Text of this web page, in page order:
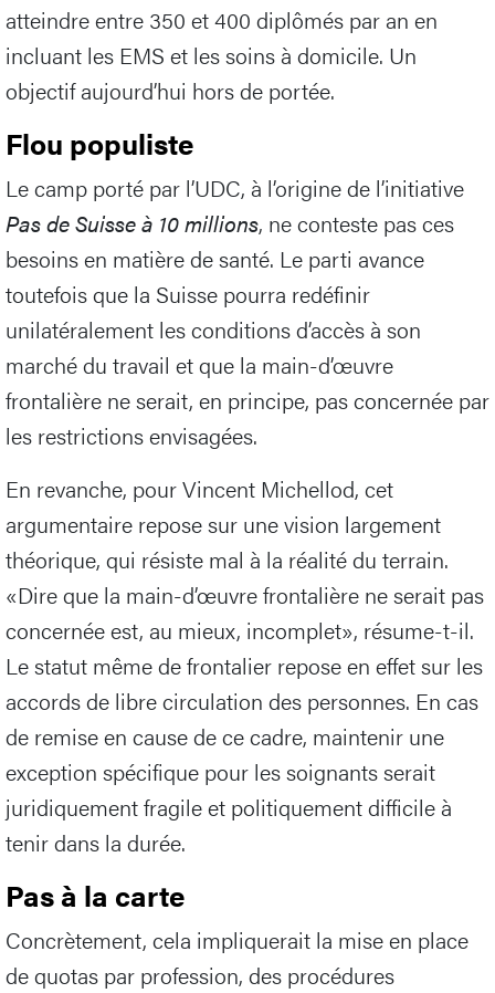
atteindre entre 350 et 400 diplômés par an en
incluant les EMS et les soins à domicile. Un
objectif aujourd’hui hors de portée.
Flou populiste
Le camp porté par l’UDC, à l’origine de l’initiative
Pas de Suisse à 10 millions, ne conteste pas ces
besoins en matière de santé. Le parti avance
toutefois que la Suisse pourra redéfinir
unilatéralement les conditions d’accès à son
marché du travail et que la main-d’œuvre
frontalière ne serait, en principe, pas concernée par
les restrictions envisagées.
En revanche, pour Vincent Michellod, cet
argumentaire repose sur une vision largement
théorique, qui résiste mal à la réalité du terrain.
«Dire que la main-d’œuvre frontalière ne serait pas
concernée est, au mieux, incomplet», résume-t-il.
Le statut même de frontalier repose en effet sur les
accords de libre circulation des personnes. En cas
de remise en cause de ce cadre, maintenir une
exception spécifique pour les soignants serait
juridiquement fragile et politiquement difficile à
tenir dans la durée.
Pas à la carte
Concrètement, cela impliquerait la mise en place
de quotas par profession, des procédures